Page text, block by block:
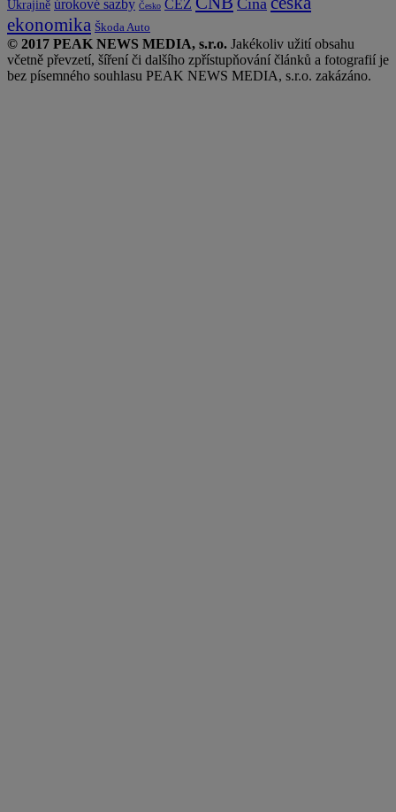
Ukrajině úrokové sazby Česko ČEZ
ekonomika Škoda Auto
© 2017 PEAK NEWS MEDIA, s.r.o. Jakékoliv užití obsahu
včetně převzetí, šíření či dalšího zpřístupňování článků a fotografií je
bez písemného souhlasu PEAK NEWS MEDIA, s.r.o. zakázáno.